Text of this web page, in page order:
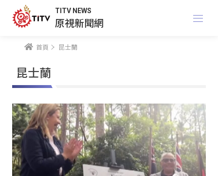
TITV NEWS
原視新聞網
首頁 昆士蘭
昆士蘭